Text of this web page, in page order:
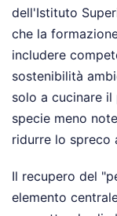
dell'Istituto
che la
includere
sostenibilità
solo a cucinare il
specie meno
ridurre lo spreco
Il recupero del
elemento